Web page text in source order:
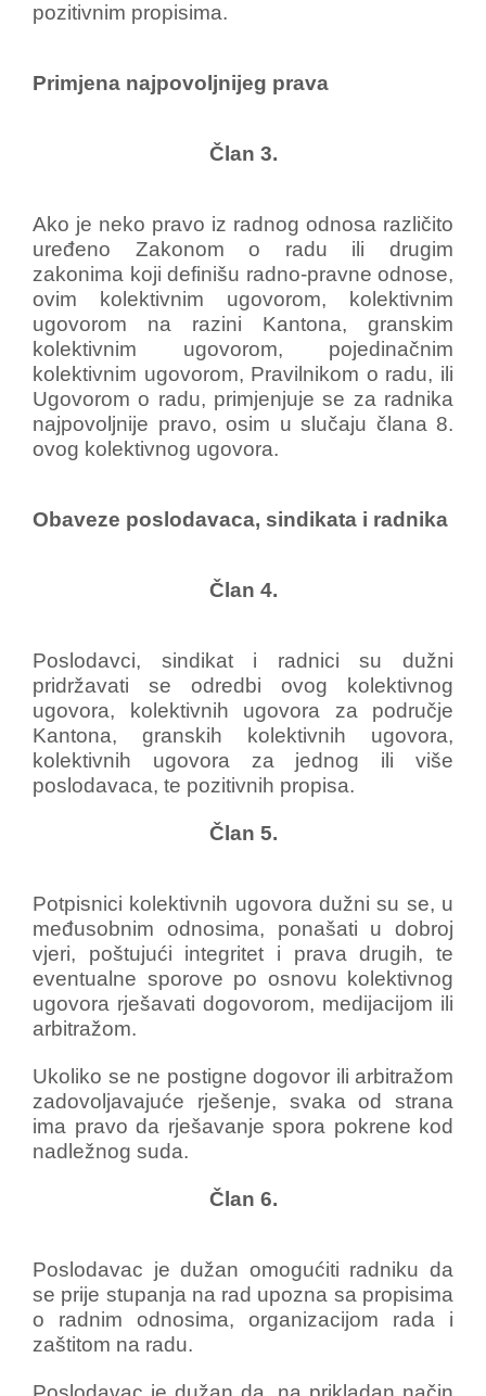
pozitivnim propisima.
Primjena najpovoljnijeg prava
Član 3.
Ako je neko pravo iz radnog odnosa različito
uređeno Zakonom o radu ili drugim
zakonima koji definišu radno-pravne odnose,
ovim kolektivnim ugovorom, kolektivnim
ugovorom na razini Kantona, granskim
kolektivnim ugovorom, pojedinačnim
kolektivnim ugovorom, Pravilnikom o radu, ili
Ugovorom o radu, primjenjuje se za radnika
najpovoljnije pravo, osim u slučaju člana 8.
ovog kolektivnog ugovora.
Obaveze poslodavaca, sindikata i radnika
Član 4.
Poslodavci, sindikat i radnici su dužni
pridržavati se odredbi ovog kolektivnog
ugovora, kolektivnih ugovora za područje
Kantona, granskih kolektivnih ugovora,
kolektivnih ugovora za jednog ili više
poslodavaca, te pozitivnih propisa.
Član 5.
Potpisnici kolektivnih ugovora dužni su se, u
međusobnim odnosima, ponašati u dobroj
vjeri, poštujući integritet i prava drugih, te
eventualne sporove po osnovu kolektivnog
ugovora rješavati dogovorom, medijacijom ili
arbitražom.
Ukoliko se ne postigne dogovor ili arbitražom
zadovoljavajuće rješenje, svaka od strana
ima pravo da rješavanje spora pokrene kod
nadležnog suda.
Član 6.
Poslodavac je dužan omogućiti radniku da
se prije stupanja na rad upozna sa propisima
o radnim odnosima, organizacijom rada i
zaštitom na radu.